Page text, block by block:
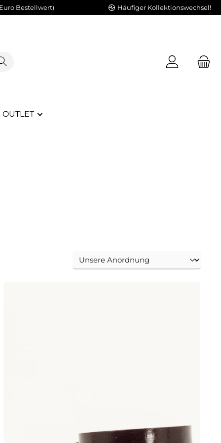
Bestellwert) Häufiger Kollektionswechsel!
OUTLET